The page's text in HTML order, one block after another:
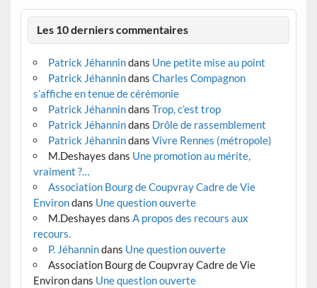
Les 10 derniers commentaires
Patrick Jéhannindans Une petite mise au point
Patrick Jéhannindans Charles Compagnon
s’affiche en tenue de cérémonie
Patrick Jéhannindans Trop, c’est trop
Patrick Jéhannindans Drôle de rassemblement
Patrick Jéhannindans Vivre Rennes (métropole)
M.Deshayes dans Une promotion au mérite,
vraiment ?…
Association Bourg de Coupvray Cadre de Vie
Environdans Une question ouverte
M.Deshayes dans A propos des recours aux
recours.
P. Jéhannindans Une question ouverte
Association Bourg de Coupvray Cadre de Vie
Environdans Une question ouverte